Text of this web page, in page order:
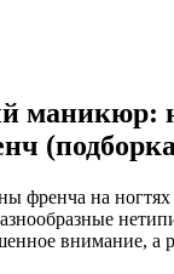
маникюр:
френча на
внимание, а